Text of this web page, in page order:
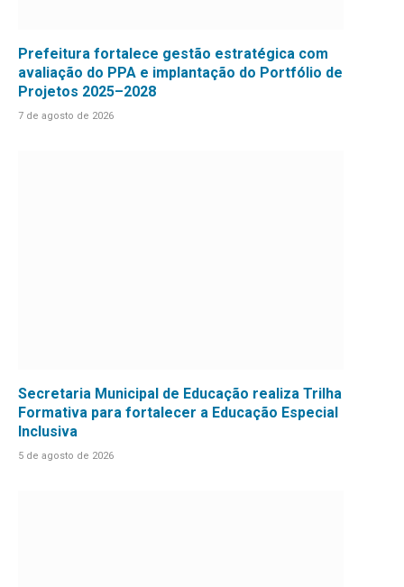
Prefeitura fortalece gestão estratégica com
avaliação do PPA e implantação do Portfólio de
Projetos 2025–2028
7 de agosto de 2026
Secretaria Municipal de Educação realiza Trilha
Formativa para fortalecer a Educação Especial
Inclusiva
5 de agosto de 2026